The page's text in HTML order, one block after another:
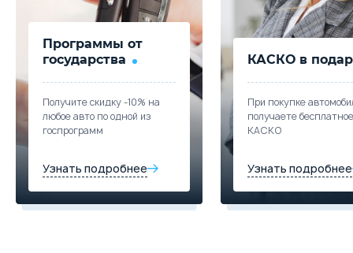
Программы от
государства
Получите скидку -10% на
любое авто по одной из
госпрограмм
Узнать подробнее
КАСКО в
При покупке
получаете бесплатное
КАСКО
Узнать подробнее